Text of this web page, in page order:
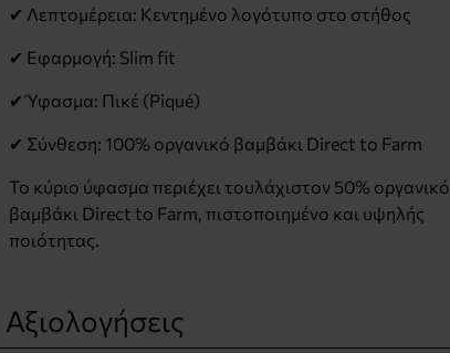
✔ Λεπτομέρεια: Κεντημένο λογότυπο στο στήθος
✔ Εφαρμογή: Slim fit
✔ Ύφασμα: Πικέ (Piqué)
✔ Σύνθεση: 100% οργανικό βαμβάκι Direct to Farm
Το κύριο ύφασμα περιέχει τουλάχιστον 50% οργανικό
βαμβάκι Direct to Farm, πιστοποιημένο και υψηλής
ποιότητας.
Αξιολογήσεις